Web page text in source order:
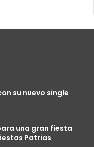
su nuevo single
una gran fiesta
Patrias